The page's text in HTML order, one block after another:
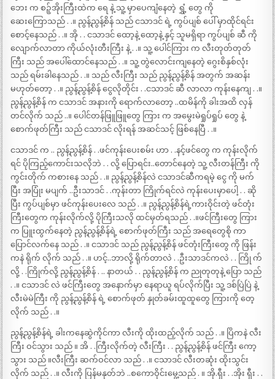
ဘေး က စဉ့်အိုးကြီးထဲက ရေ နဲ့ သူ့ မှာပေကျံနေတဲ့ ရွှံ့ တွေ ကို
ဆေးကြောသည် . .။ ညွန့်ညွန့်စိန် သည် ငသာဒင် ရဲ့ ကွပ်ပျစ် ပေါ် မှာထိုင်ရင်း
စောင့်နေသည် . .။ အို . . ငသာဒင် ထော့နဲ့ ထော့နဲ့ နှင့် သူမရှိရာ ကွပ်ပျစ် ဆီ ကို
လျောက်လာတာ ကိုယ်လုံးတီးကြီး နဲ့ . .။ သူ့ ပေါင်ကြား က လီးတုတ်တုတ်
ကြီး သည် အပေါ်ထောင်နေသည် . .။ သူ့ တွဲလောင်းကျနေတဲ့ ဂွေးစိနှစ်လုံး
သည် ရမ်းခါနေသည် . .။ သည် လီးကြီး သည် ညွန့်ညွန့်စိန် အတွက် အဆန်း
မဟုတ်တော့ . .။ ညွန့်ညွန့်စိန် ငွေလိုတိုင်း . .ငသာဒင် ဆီ လာလာ ကုန်းနေကျ . .။
ညွန့်ညွန့်စိန် က ငသာဒင် အနားကို ရောက်လာတော့ ..ထမိန်ကို ခါးအထိ လှန်
တင်လိုက် သည် ..။ ပေါင်တန်ဖြူဖြူတွေ ကြား က အမွေးမဲရှုပ်ရှုပ် တွေ နဲ့
စောက်ဖုတ်ကြီး သည် ငသာဒင် လိုးရန် အဆင်သင့် ဖြစ်နေပြီ . .။
ငသာဒင် က .. ညွန့်ညွန့်စိန် . .ဖင်ကုန်းပေးစမ်း ဟာ . .နင့်ဖင်တွေ က ကုန်းလိုက်
ရင် ပိုကြည့်ကောင်းသလိုဘဲ . . လို့ ပြောရင်း..တောင်နေတဲ့ သူ့ လီးတန်ကြီး ကို
ကွင်းတိုက် ကစားနေ သည် . .။ ညွန့်ညွန့်စိန်လဲ ငသာဒင်ဆီကရမဲ့ ငွေ ကို မက်
ပြီး အပြုံး မပျက် ..ဦးသာဒင် . .ကုန်းတာ ကြိုက်ရင်လဲ ကုန်းပေးမှာပေါ့ . . ဆို
ပြီး ကွပ်ပျစ်မှာ ဖင်ကုန်းပေးလေ သည် . .။ ညွန့်ညွန့်စိန်ရဲ့ကားဝိုင်းတဲ့ ဖင်တုံး
ကြီးတွေက ကုန်းလိုက်လို့ ပိုကြီးသလို ထင်မှတ်ရသည် . .။ဖင်ကြီးတွေ ကြား
က ပြူးထွက်နေတဲ့ ညွန့်ညွန့်စိန်ရဲ့ စောက်ဖုတ်ကြီး သည် အရေတွေစို ကာ
ပြောင်လက်နေ သည် . .။ ငသာဒင် သည် ညွန့်ညွန့်စိန် ဖင်တုံးကြီးတွေ ကို ဖြန်း
ကနဲ ရိုက် လိုက် သည် . .။ ဟင့်..ဘာလို့ ရိုက်တာလဲ . .ဦးသာဒင်ကလဲ . . ကြို က်
လို့ . .ကြိုက်လို့ ညွန့်ညွန့်စိန် . .. နာတယ် . . ညွန့်ညွန့်စိန် က ညုတုတုနဲ့ ပြော သည်
. .။ ငသာဒင် လဲ ဖင်ကြီးတွေ အနောက်မှာ နေရာယူ ရပ်လိုက်ပြီး သူ့ ဒစ်ပြဲပြဲ နဲ့
လီးမဲမဲကြီး ကို ညွန့်ညွန့်စိန် ရဲ့ စောက်ဖုတ် နှုတ်ခမ်းထူထူတွေ ကြားကို တေ့
လိုက် သည် . .။
ညွန့်ညွန့်စိန်ရဲ့ ခါးကနေဆွဲကိုင်ကာ လီးကို ထိုးထည့်လိုက် သည် . .။ ပြိကနဲ လီး
ကြီး ဝင်သွား သည် ။ အိ . .ကြီးလိုက်တဲ့ လီးကြီး . . ညွန့်ညွန့်စိန် ဖင်ကြီး ကော့
သွား သည် ။လီးကြီး ဆက်ဝင်လာ သည် . .။ ငသာဒင် လီးတဆုံး ထိုးသွင်း
လိုက် သည် . .။ လီးကို ပြန်မနုတ်ဘဲ ..စကောဝိုင်းမွေ့သည် . ။ အို.ရှီး . .အိုး ရှီး . .